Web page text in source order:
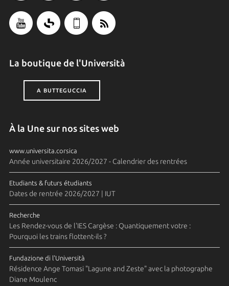
La boutique de l'Università
A BUTTEGUCCIA
À la Une sur nos sites web
www.universita.corsica
Année universitaire 2026/2027 - Calendrier des rentrées
Etudiants & futurs étudiants
Dates de rentrée 2026/2027 | IUT
Recherche
Les Rendez-vous de l'IES Cargèse : Quantiquement votre :
Pourquoi les trains flottent-ils ?
Fundazione di l'Università
Résidence Ange Tomasi "Lagune and Zeste" avec la photographe
Diane Moulenc